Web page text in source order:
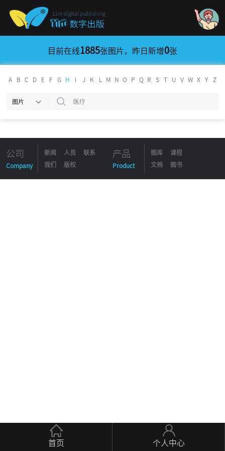
目前在线1885张图片，昨日新增0张
A B C D E F G H K M N O P Q R S T U V W X Y Z
图片
公司
Company
新闻 人员
联系
我们
版权
产品
Product
图库
课程
文档
图书
首页 个人中心